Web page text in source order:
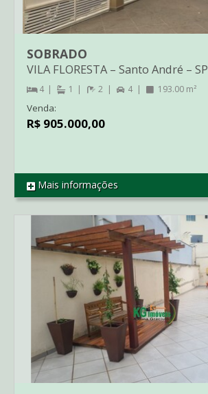
REF SO1331
SOBRADO
VILA FLORESTA – Santo André – SP
4 1 2 4 193.00 m²
Venda:
R$ 905.000,00
Mais informações